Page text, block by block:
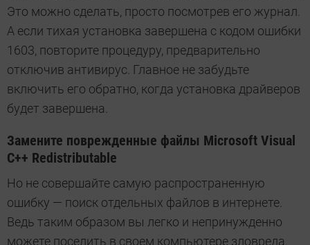
Это можно сделать, просто посмотрев его журнал.
А если тихая установка завершена с кодом ошибки
1603, повторите процедуру, предварительно
отключив антивирус. Главное не забудьте
включить его обратно, когда установка драйверов
будет завершена.
Замените поврежденные файлы Microsoft Visual
C++ Redistributable
Но не совершайте самую распространенную
ошибку — поиск отдельных файлов в интернете.
Ведь таким образом вы легко и непринужденно
можете поселить в своем компьютере зловреда.